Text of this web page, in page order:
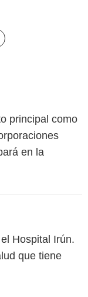
principal como
en la
Hospital Irún.
que tiene